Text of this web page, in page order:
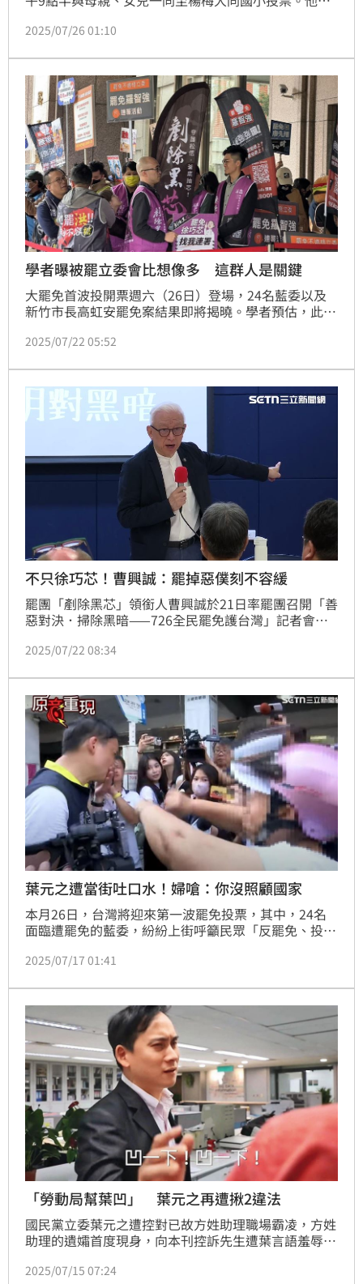
籲鄉親趁好天氣踴躍投票，行使公民權益。(陳韋帆)
2025/07/26 01:10
學者曝被罷立委會比想像多 這群人是關鍵
大罷免首波投開票週六（26日）登場，24名藍委以及
新竹市長高虹安罷免案結果即將揭曉。學者預估，此次
和中間選民是否站出來投票，將成為大罷免成敗的關
2025/07/22 05:52
不只徐巧芯！曹興誠：罷掉惡僕刻不容緩
罷團「剷除黑芯」領銜人曹興誠於21日率罷團召開「善
惡對決．掃除黑暗——726全民罷免護台灣」記者會，
次痛批徐巧芯是「惡僕欺主」，並呼籲7月26日一起投
2025/07/22 08:34
葉元之遭當街吐口水！婦嗆：你沒照顧國家
本月26日，台灣將迎來第一波罷免投票，其中，24名
面臨遭罷免的藍委，紛紛上街呼籲民眾「反罷免、投不
葉元之，於街頭宣講時，遭到支持罷免的民眾吐口水、
此，葉元之回應「台灣現在很撕裂，政客煽動仇恨」。
2025/07/17 01:41
「勞動局幫葉凹」 葉元之再遭揪2違法
國民黨立委葉元之遭控對已故方姓助理職場霸凌，方姓
助理的遺孀首度現身，向本刊控訴先生遭葉言語羞辱及
圖，更陸續向北市府勞動局檢舉葉元之侵害五項勞工權
2025/07/15 07:24